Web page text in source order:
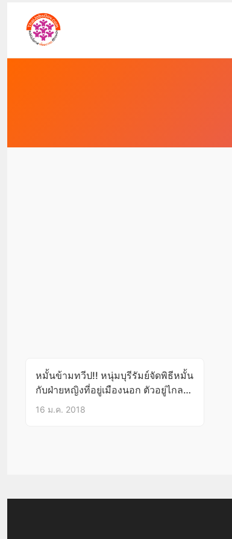
หมั้นข้ามทวีป!! หนุ่มบุรีรัมย์จัดพิธีหมั้น
กับฝ่ายหญิงที่อยู่เมืองนอก ตัวอยู่ไกล
ใจรอไม่ไหว หมั้นผ่านวิดีโอคอลซะ
16 ม.ค. 2018